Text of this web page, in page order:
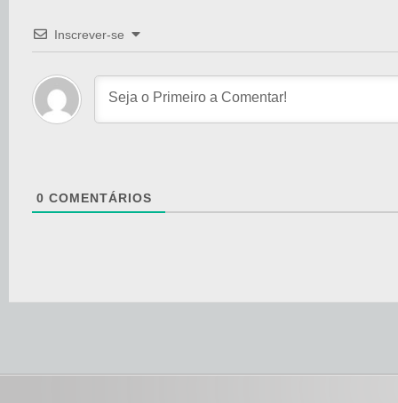
Inscrever-se
0 COMENTÁRIOS